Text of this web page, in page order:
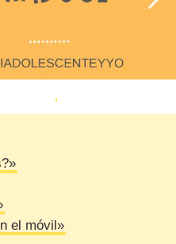
el móvil»